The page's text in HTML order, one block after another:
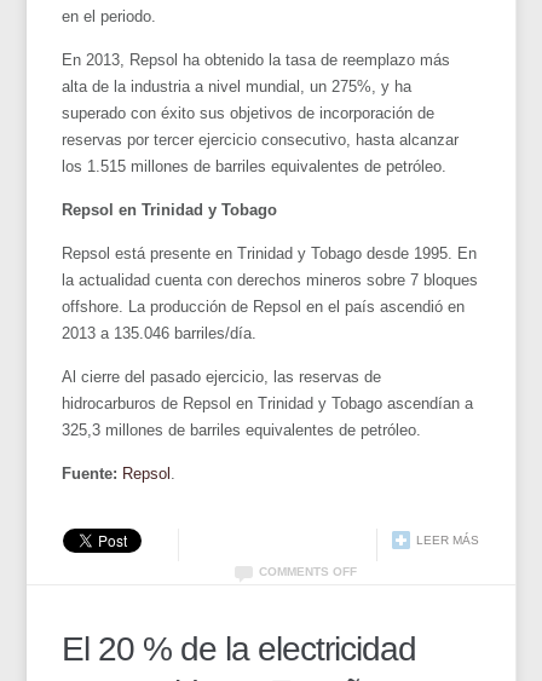
en el periodo.
En 2013, Repsol ha obtenido la tasa de reemplazo más
alta de la industria a nivel mundial, un 275%, y ha
superado con éxito sus objetivos de incorporación de
reservas por tercer ejercicio consecutivo, hasta alcanzar
los 1.515 millones de barriles equivalentes de petróleo.
Repsol en Trinidad y Tobago
Repsol está presente en Trinidad y Tobago desde 1995. En
la actualidad cuenta con derechos mineros sobre 7 bloques
offshore. La producción de Repsol en el país ascendió en
2013 a 135.046 barriles/día.
Al cierre del pasado ejercicio, las reservas de
hidrocarburos de Repsol en Trinidad y Tobago ascendían a
325,3 millones de barriles equivalentes de petróleo.
Fuente: Repsol
LEER MÁS
COMMENTS OFF
El 20 % de la electricidad